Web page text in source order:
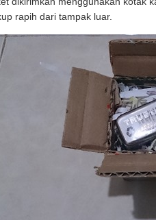
rapih dari tampak luar.